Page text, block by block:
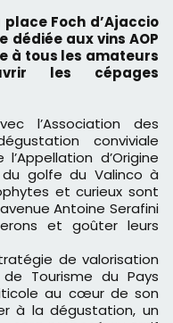
Foch d’Ajaccio
aux vins AOP
à tous les amateurs
les cépages
l’Association des
conviviale
d’Origine
du golfe du Valinco à
et curieux sont
Antoine Serafini
et goûter leurs
de valorisation
Tourisme du Pays
au cœur de son
à la dégustation, un